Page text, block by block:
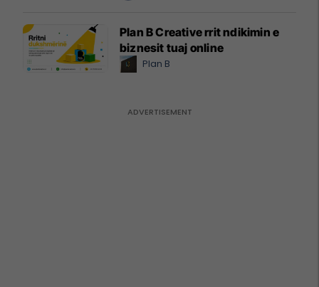
Plan B Creative rrit ndikimin e
biznesit tuaj online
Plan B